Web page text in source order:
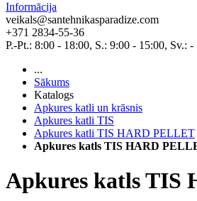
Informācija
veikals@santehnikasparadize.com
+371 2834-55-36
P.-Pt.: 8:00 - 18:00, S.: 9:00 - 15:00, Sv.: -
...
Sākums
Katalogs
Apkures katli un krāsnis
Apkures katli TIS
Apkures katli TIS HARD PELLET
Apkures katls TIS HARD
Apkures katls TIS